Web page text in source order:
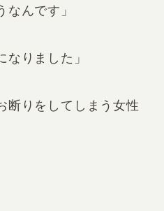
なんです」
なりました」
断りをしてしまう女性